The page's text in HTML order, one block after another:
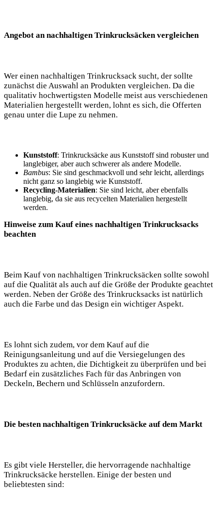
Angebot an nachhaltigen Trinkrucksäcken vergleichen
Wer einen nachhaltigen Trinkrucksack sucht, der sollte
⁤zunächst die Auswahl an Produkten vergleichen. Da die
qualitativ hochwertigsten ‍Modelle meist‌ aus verschiedenen
Materialien hergestellt werden, lohnt es sich, die Offerten
genau unter ​die Lupe ⁤zu nehmen.
Kunststoff: ⁢Trinkrucksäcke aus Kunststoff sind robuster und
langlebiger, ​aber auch schwerer als ⁣andere Modelle.
Bambus: Sie sind geschmackvoll ​und sehr ‍leicht, allerdings
nicht ganz so‍ langlebig wie Kunststoff.
Recycling-Materialien: ‌Sie sind leicht, aber ebenfalls
langlebig,⁢ da ‌sie aus recycelten Materialien hergestellt
werden.
Hinweise ‌zum ​Kauf eines nachhaltigen‌ Trinkrucksacks
beachten
Beim Kauf von ⁤nachhaltigen⁣ Trinkrucksäcken​ sollte sowohl
auf die Qualität​ als ‌auch‌ auf die Größe der Produkte geachtet
werden. ‍Neben⁢ der Größe des Trinkrucksacks ist natürlich
auch die Farbe und⁤ das‍ Design ein wichtiger⁤ Aspekt.
Es lohnt sich zudem,⁣ vor ⁢dem Kauf auf die
Reinigungsanleitung‍ und auf die Versiegelungen des
Produktes zu achten, die Dichtigkeit zu überprüfen und bei
Bedarf ein zusätzliches Fach für ⁢das Anbringen von
Deckeln, Bechern‌ und‍ Schlüsseln anzufordern.
Die besten nachhaltigen Trinkrucksäcke ‍auf‍ dem Markt
Es gibt viele⁢ Hersteller, die hervorragende nachhaltige
Trinkrucksäcke herstellen. Einige⁤ der besten⁣ und
beliebtesten ​sind: